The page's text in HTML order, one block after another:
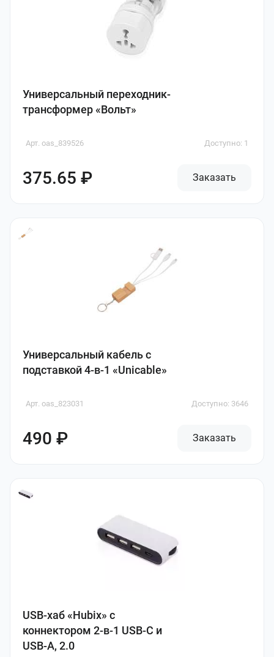
Универсальный переходник-
трансформер «Вольт»
Арт. oas_839526 Доступно: 1
375.65 ₽ Заказать
Универсальный кабель с
подставкой 4-в-1 «Unicable»
Арт. oas_823031 Доступно: 3646
490 ₽ Заказать
USB-хаб «Hubix» с
коннектором 2-в-1 USB-C и
USB-A, 2.0